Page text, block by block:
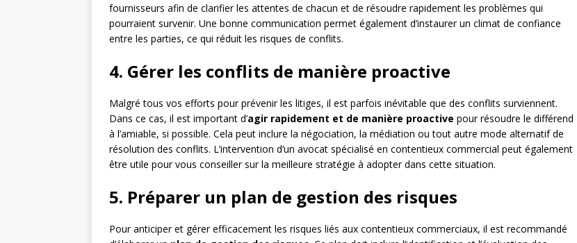
fournisseurs afin de clarifier les attentes de chacun et de résoudre rapidement les problèmes qui
pourraient survenir. Une bonne communication permet également d’instaurer un climat de confiance
entre les parties, ce qui réduit les risques de conflits.
4. Gérer les conflits de manière proactive
Malgré tous vos efforts pour prévenir les litiges, il est parfois inévitable que des conflits surviennent.
Dans ce cas, il est important d’agir rapidement et de manière proactive pour résoudre le différend
à l’amiable, si possible. Cela peut inclure la négociation, la médiation ou tout autre mode alternatif de
résolution des conflits. L’intervention d’un avocat spécialisé en contentieux commercial peut également
être utile pour vous conseiller sur la meilleure stratégie à adopter dans cette situation.
5. Préparer un plan de gestion des risques
Pour anticiper et gérer efficacement les risques liés aux contentieux commerciaux, il est recommandé